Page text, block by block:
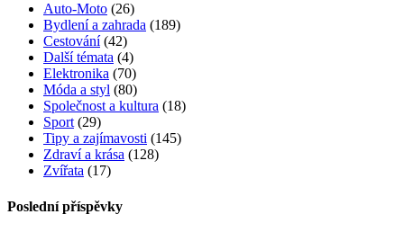
Auto-Moto (26)
Bydlení a zahrada (189)
Cestování (42)
Další témata (4)
Elektronika (70)
Móda a styl (80)
Společnost a kultura (18)
Sport(29)
Tipy a zajímavosti (145)
Zdraví a krása (128)
Zvířata (17)
Poslední příspěvky